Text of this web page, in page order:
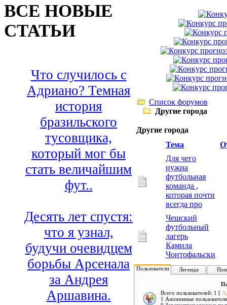
ВСЕ НОВЫЕ
СТАТЬИ
Что случилось с
Адриано? Темная
история
бразильского
тусовщика,
который мог бы
стать величайшим
фут..
Десять лет спустя:
что я узнал,
будучи очевидцем
борьбы Арсенала
за Андрея
Аршавина.
Список форумов
Другие города
Другие города
Тема
Для чего
нужна
футбольная
команда ,
которая почти
всегда про
Чешский
футбольный
лагерь
Камила
Чонтофальски
Пользователи Легенда
Всего пользователей: 1 [
1 Анонимные пользователи